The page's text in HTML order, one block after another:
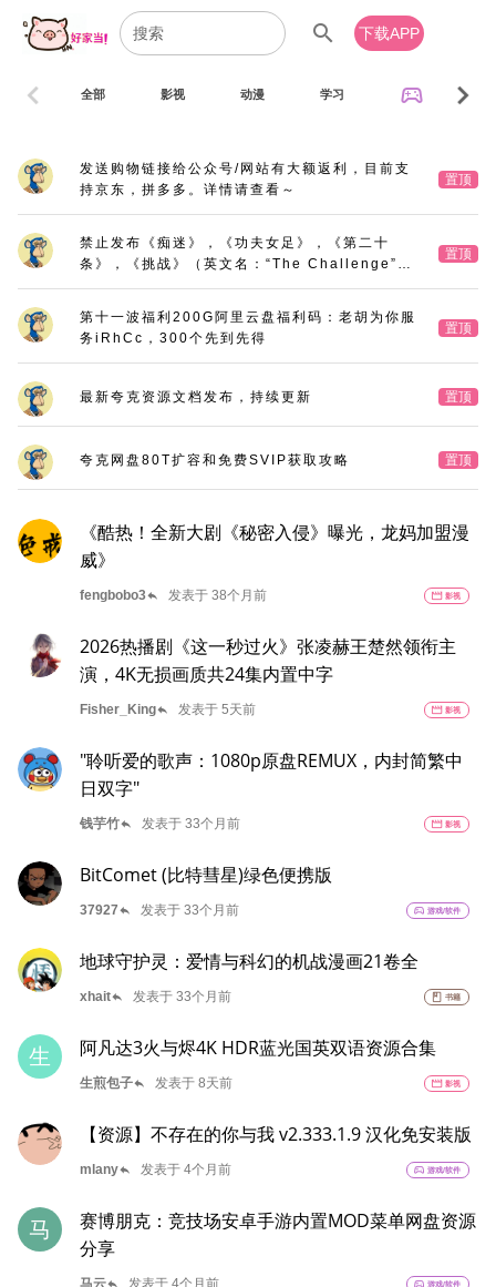
search 下载APP
全部 影视 动漫 学习 sports_esports
chevron_left chevron_right
发送购物链接给公众号/网站有大额返利，目前支
持京东，拼多多。详情请查看～
置顶
禁止发布《痴迷》，《功夫女足》，《第二十
条》，《挑战》（英文名：“The Challenge”，
又名：《深空拯救者》），《三大队》电影版
置顶
第十一波福利200G阿里云盘福利码：老胡为你服
务iRhCc，300个先到先得
置顶
最新夸克资源文档发布，持续更新 置顶
夸克网盘80T扩容和免费SVIP获取攻略 置顶
《酷热！全新大剧《秘密入侵》曝光，龙妈加盟漫
威》
fengbobo3reply 发表于 38个月前 movie 影视
2026热播剧《这一秒过火》张凌赫王楚然领衔主
演，4K无损画质共24集内置中字
Fisher_Kingreply 发表于 5天前 movie 影视
"聆听爱的歌声：1080p原盘REMUX，内封简繁中
日双字"
钱芋竹reply 发表于 33个月前 movie 影视
BitComet (比特彗星)绿色便携版
37927reply 发表于 33个月前 sports_esports 游戏/软件
地球守护灵：爱情与科幻的机战漫画21卷全
xhaitreply 发表于 33个月前 book 书籍
生 阿凡达3火与烬4K HDR蓝光国英双语资源合集
生煎包子reply 发表于 8天前 movie 影视
【资源】不存在的你与我 v2.333.1.9 汉化免安装版
mlanyreply 发表于 4个月前 sports_esports 游戏/软件
马
赛博朋克：竞技场安卓手游内置MOD菜单网盘资源
分享
马云reply 发表于 4个月前 sports_esports 游戏/软件